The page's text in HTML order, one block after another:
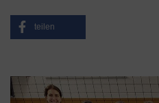
teilen